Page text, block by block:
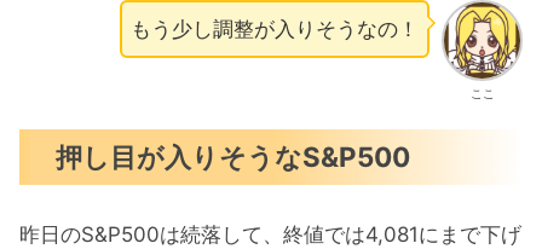
ここ
もう少し調整が入りそうなの！
押し目が入りそうなS&P500
昨日のS&P500は続落して、終値では4,081にまで下げ